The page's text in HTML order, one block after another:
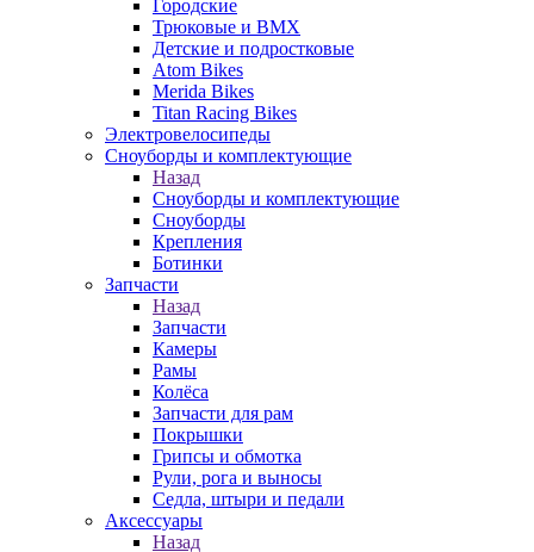
Городские
Трюковые и BMX
Детские и подростковые
Atom Bikes
Merida Bikes
Titan Racing Bikes
Электровелосипеды
Cноуборды и комплектующие
Назад
Cноуборды и комплектующие
Сноуборды
Крепления
Ботинки
Запчасти
Назад
Запчасти
Камеры
Рамы
Колёса
Запчасти для рам
Покрышки
Грипсы и обмотка
Рули, рога и выносы
Седла, штыри и педали
Аксессуары
Назад